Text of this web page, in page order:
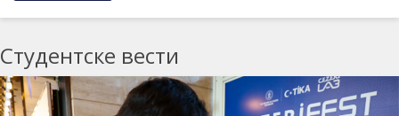
Студентске вести